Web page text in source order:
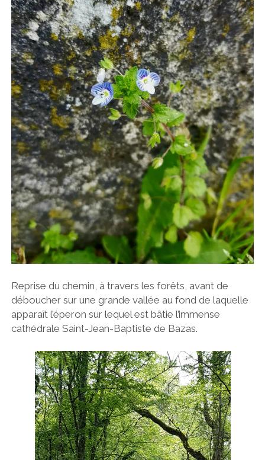
Reprise du chemin, à travers les forêts, avant de
déboucher sur une grande vallée au fond de laquelle
apparaît l’éperon sur lequel est bâtie l’immense
cathédrale Saint-Jean-Baptiste de Bazas.